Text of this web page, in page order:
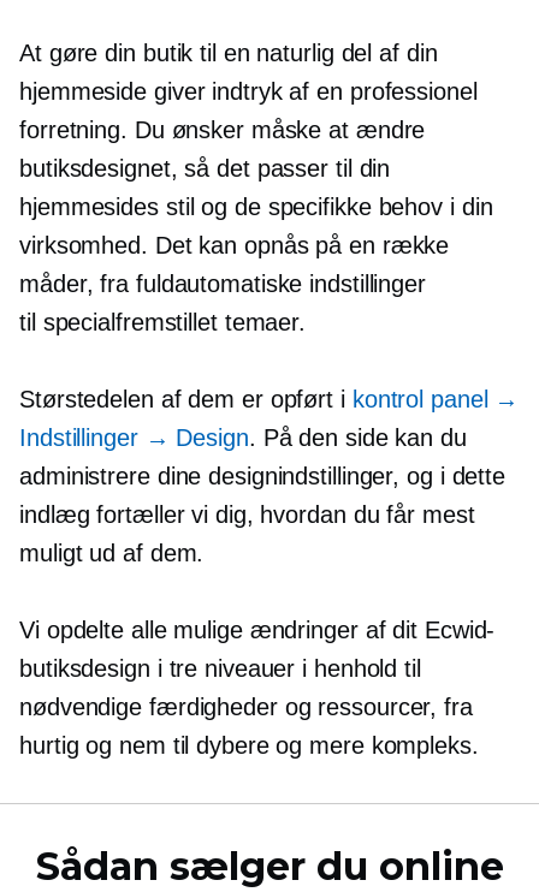
At gøre din butik til en naturlig del af din
hjemmeside giver indtryk af en professionel
forretning. Du ønsker måske at ændre
butiksdesignet, så det passer til din
hjemmesides stil og de specifikke behov i din
virksomhed. Det kan opnås på en række
måder, fra fuldautomatiske indstillinger
til specialfremstillettemaer.
Størstedelen af ​​dem er opført i kontrol panel →
Indstillinger → Design. På den side kan du
administrere dine designindstillinger, og i dette
indlæg fortæller vi dig, hvordan du får mest
muligt ud af dem.
Vi opdelte alle mulige ændringer af dit Ecwid-
butiksdesign i tre niveauer i henhold til
nødvendige færdigheder og ressourcer, fra
hurtig og nem til dybere og mere kompleks.
Sådan sælger du online